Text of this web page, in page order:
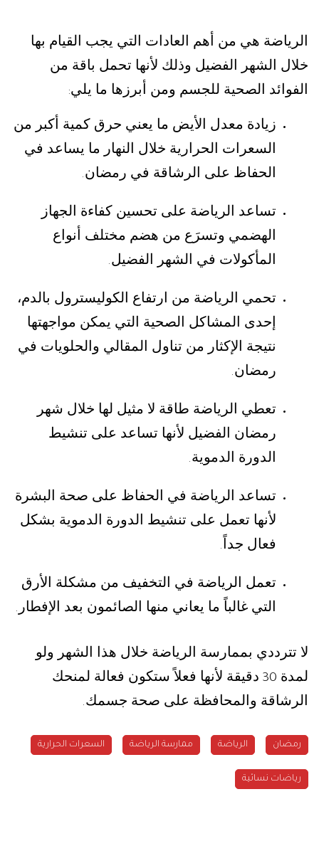
الرياضة هي من أهم العادات التي يجب القيام بها
خلال الشهر الفضيل وذلك لأنها تحمل باقة من
الفوائد الصحية للجسم ومن أبرزها ما يلي:
زيادة معدل الأيض ما يعني حرق كمية أكبر من
السعرات الحرارية خلال النهار ما يساعد في
الحفاظ على الرشاقة في رمضان.
تساعد الرياضة على تحسين كفاءة الجهاز
الهضمي وتسرَع من هضم مختلف أنواع
المأكولات في الشهر الفضيل.
تحمي الرياضة من ارتفاع الكوليسترول بالدم،
إحدى المشاكل الصحية التي يمكن مواجهتها
نتيجة الإكثار من تناول المقالي والحلويات في
رمضان.
تعطي الرياضة طاقة لا مثيل لها خلال شهر
رمضان الفضيل لأنها تساعد على تنشيط
الدورة الدموية.
تساعد الرياضة في الحفاظ على صحة البشرة
لأنها تعمل على تنشيط الدورة الدموية بشكل
فعال جداً .
تعمل الرياضة في التخفيف من مشكلة الأرق
التي غالباً ما يعاني منها الصائمون بعد الإفطار .
لا تترددي بممارسة الرياضة خلال هذا الشهر ولو
لمدة 30 دقيقة لأنها فعلاً ستكون فعالة لمنحك
الرشاقة والمحافظة على صحة جسمك.
رمضان الرياضة ممارسة الرياضة السعرات الحرارية
رياضات نسائية